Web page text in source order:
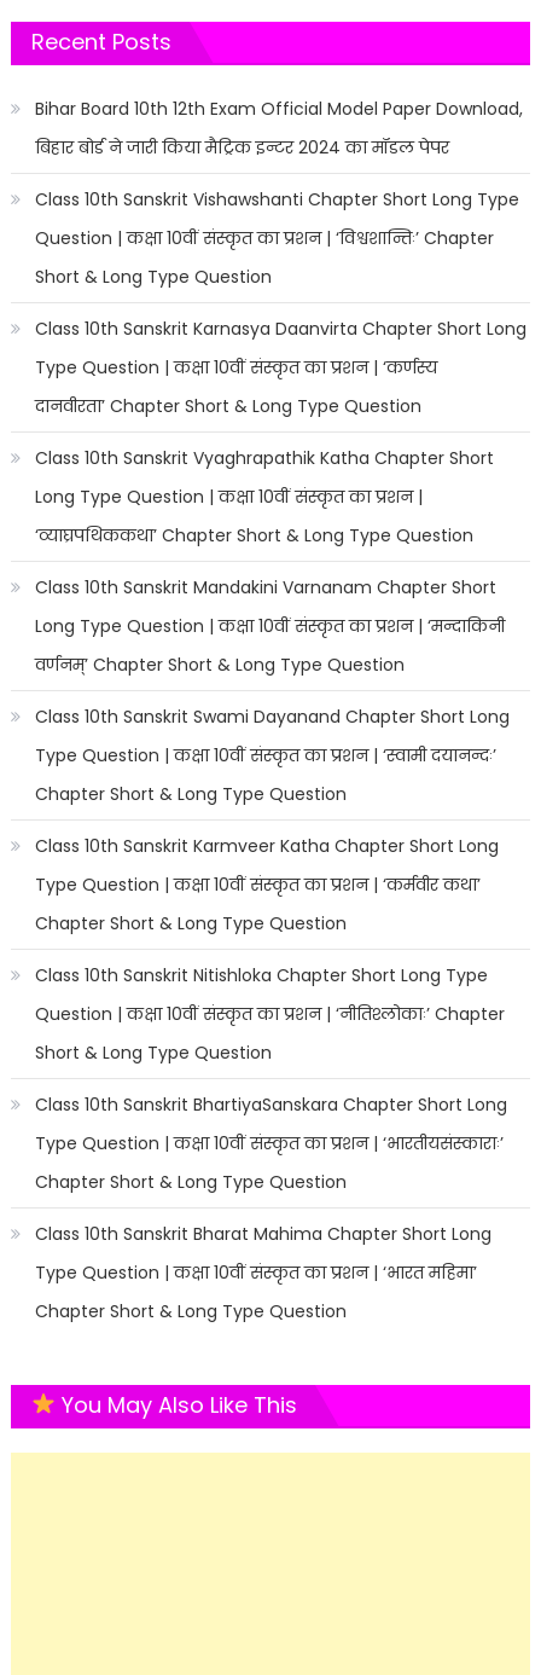
Recent Posts
Bihar Board 10th 12th Exam Official Model Paper Download,
बिहार बोर्ड ने जारी किया मैट्रिक इन्टर 2024 का मॉडल पेपर
Class 10th Sanskrit Vishawshanti Chapter Short Long Type
Question | कक्षा 10वीं संस्कृत का प्रशन | ‘विश्वशान्तिः’ Chapter
Short & Long Type Question
Class 10th Sanskrit Karnasya Daanvirta Chapter Short Long
Type Question | कक्षा 10वीं संस्कृत का प्रशन | ‘कर्णस्य
दानवीरता’ Chapter Short & Long Type Question
Class 10th Sanskrit Vyaghrapathik Katha Chapter Short
Long Type Question | कक्षा 10वीं संस्कृत का प्रशन |
‘व्याघ्रपथिककथा’ Chapter Short & Long Type Question
Class 10th Sanskrit Mandakini Varnanam Chapter Short
Long Type Question | कक्षा 10वीं संस्कृत का प्रशन | ‘मन्दाकिनी
वर्णनम्’ Chapter Short & Long Type Question
Class 10th Sanskrit Swami Dayanand Chapter Short Long
Type Question | कक्षा 10वीं संस्कृत का प्रशन | ‘स्वामी दयानन्दः’
Chapter Short & Long Type Question
Class 10th Sanskrit Karmveer Katha Chapter Short Long
Type Question | कक्षा 10वीं संस्कृत का प्रशन | ‘कर्मवीर कथा’
Chapter Short & Long Type Question
Class 10th Sanskrit Nitishloka Chapter Short Long Type
Question | कक्षा 10वीं संस्कृत का प्रशन | ‘नीतिश्लोकाः’ Chapter
Short & Long Type Question
Class 10th Sanskrit BhartiyaSanskara Chapter Short Long
Type Question | कक्षा 10वीं संस्कृत का प्रशन | ‘भारतीयसंस्काराः’
Chapter Short & Long Type Question
Class 10th Sanskrit Bharat Mahima Chapter Short Long
Type Question | कक्षा 10वीं संस्कृत का प्रशन | ‘भारत महिमा’
Chapter Short & Long Type Question
You May Also Like This